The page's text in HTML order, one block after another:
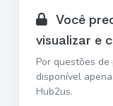
Você
visualizar e
Por questões
disponível
Hub2us.